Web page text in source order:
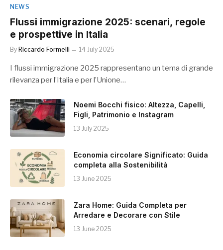
NEWS
Flussi immigrazione 2025: scenari, regole
e prospettive in Italia
By Riccardo Formelli 14 July 2025
I flussi immigrazione 2025 rappresentano un tema di grande
rilevanza per l’Italia e per l’Unione…
Noemi Bocchi fisico: Altezza, Capelli,
Figli, Patrimonio e Instagram
13 July 2025
Economia circolare Significato: Guida
completa alla Sostenibilità
13 June 2025
Zara Home: Guida Completa per
Arredare e Decorare con Stile
13 June 2025